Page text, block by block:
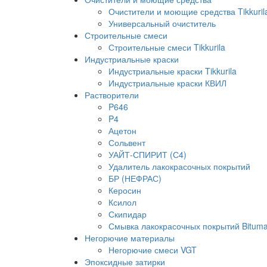
Очистители и моющие средства
Универсальный очиститель
Строительные смеси
Строительные смеси Tikkurila
Индустриальные краски
Индустриальные краски Tikkurila
Индустриальные краски КВИЛ
Растворители
P646
P4
Ацетон
Сольвент
УАЙТ-СПИРИТ (С4)
Удалитель лакокрасочных покрытий
БР (НЕФРАС)
Керосин
Ксилол
Скипидар
Смывка лакокрасочных покрытий
Негорючие материалы
Негорючие смеси VGT
Эпоксидные затирки